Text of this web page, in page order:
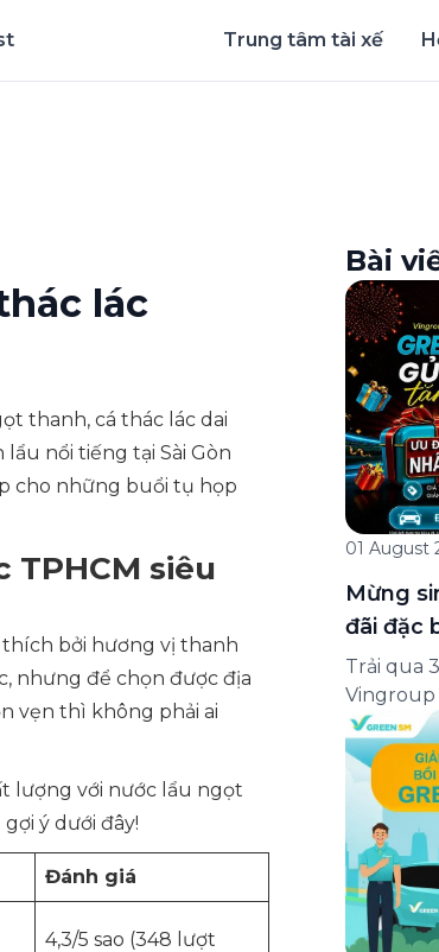
Trung tâm tài xế
lác
thanh, cá thác lác dai
nổi tiếng tại Sài Gòn
cho những buổi tụ họp
siêu
thích bởi hương vị thanh
nhưng để chọn được địa
vẹn thì không phải ai
lượng với nước lẩu ngọt
ý dưới đây!
Đánh giá
4,3/5 sao (348 lượt
Bài
01 August
Mừng
đãi đặc
Trải qua
nhân đa
doanh
bảng
Nhân kỷ
đến 8/8/